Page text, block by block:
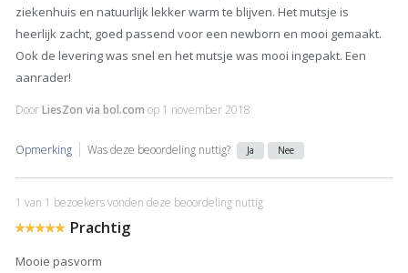
ziekenhuis en natuurlijk lekker warm te blijven. Het mutsje is
heerlijk zacht, goed passend voor een newborn en mooi gemaakt.
Ook de levering was snel en het mutsje was mooi ingepakt. Een
aanrader!
DoorLiesZon via bol.com op 1 november 2018
Opmerking Was deze beoordeling nuttig? Ja Nee
1 van 1 bezoekers vonden deze beoordeling nuttig
Prachtig
Mooie pasvorm